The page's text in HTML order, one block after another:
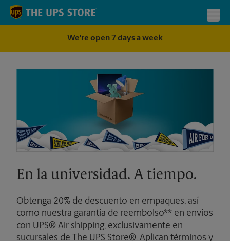
Skip to content
Return to Nav
We're open 7 days a week
En la universidad. A tiempo.
Obtenga 20% de descuento en empaques, así
como nuestra garantía de reembolso** en envíos
con UPS® Air shipping, exclusivamente en
sucursales de The UPS Store®. Aplican términos y